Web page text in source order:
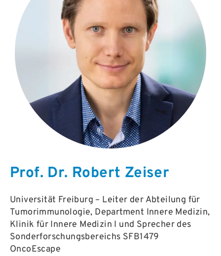
Prof. Dr. Robert Zeiser
Universität Freiburg – Leiter der Abteilung für
Tumorimmunologie, Department Innere Medizin,
Klinik für Innere Medizin I und Sprecher des
Sonderforschungsbereichs SFB1479
OncoEscape